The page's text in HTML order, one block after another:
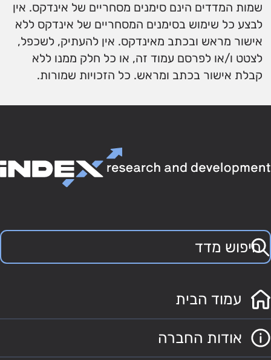
שמות המדדים הינם סימנים מסחריים של אינדקס. אין
לבצע כל שימוש בסימנים המסחריים של אינדקס ללא
אישור מראש ובכתב מאינדקס. אין להעתיק, לשכפל,
לצטט ו/או לפרסם עמוד זה, או כל חלק ממנו ללא
קבלת אישור בכתב ומראש. כל הזכויות שמורות.
עמוד הבית
אודות החברה